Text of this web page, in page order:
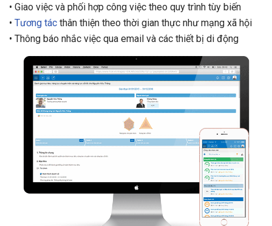
• Giao việc và phối hợp công việc theo quy trình tùy biến
• Tương tác thân thiện theo thời gian thực như mạng xã hội
• Thông báo nhắc việc qua email và các thiết bị di động